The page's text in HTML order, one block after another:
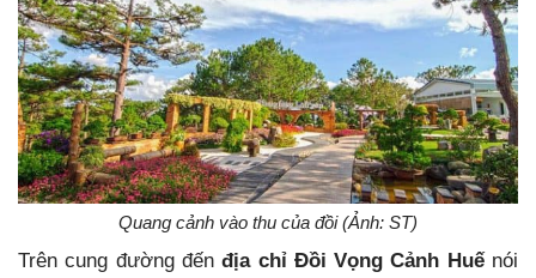
Quang cảnh vào thu của đồi (Ảnh: ST)
Trên cung đường đếnđịa chỉ Đồi Vọng Cảnh Huếnói